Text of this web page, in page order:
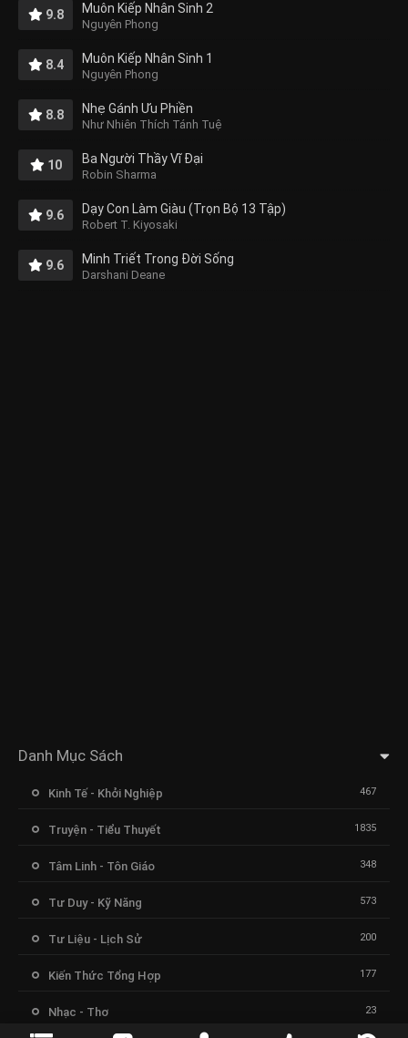
9.8 Muôn Kiếp Nhân Sinh 2
Nguyên Phong
8.4 Muôn Kiếp Nhân Sinh 1
Nguyên Phong
8.8 Nhẹ Gánh Ưu Phiền
Như Nhiên Thích Tánh Tuệ
10 Ba Người Thầy Vĩ Đại
Robin Sharma
9.6 Dạy Con Làm Giàu (Trọn Bộ 13 Tập)
Robert T. Kiyosaki
9.6 Minh Triết Trong Đời Sống
Darshani Deane
Danh Mục Sách
Kinh Tế - Khởi Nghiệp 467
Truyện - Tiểu Thuyết 1835
Tâm Linh - Tôn Giáo 348
Tư Duy - Kỹ Năng 573
Tư Liệu - Lịch Sử 200
Kiến Thức Tổng Hợp 177
Nhạc - Thơ 23